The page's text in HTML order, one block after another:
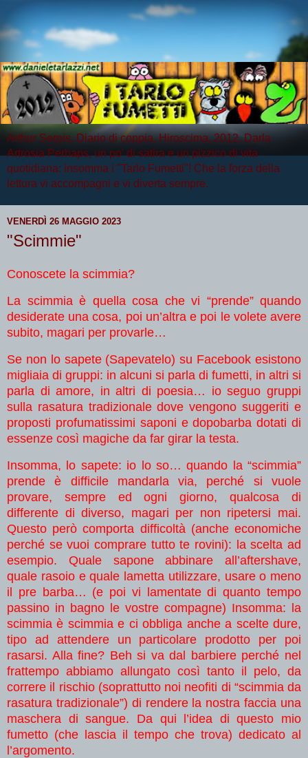
Arthur Serpis, Diario di coppia, Hiroscima, 2012, Darla
Artrosia Perhaps, un po' di satira e un pizzico di vita
quotidiana: insomma i "Tarlo Fumetti"! Che la forza della
lettura vi accompagni e vi diverta sempre.
VENERDÌ 26 MAGGIO 2023
"Scimmie"
Conoscete la scimmia?
La scimmia è quella cosa che vi “prende” quando
desiderate una cosa, poi un’altra e poi le volete avere
subito, magari per provarle…
Se non lo sapete (Sapevatelo) su Facebook esistono
migliaia di gruppi: in alcuni si parla di fumetti, in altri si
parla di amore, in altri di poesia… io seguo gruppi
sulla rasatura tradizionale dove vengono suggeriti e
proposti profumatissimi saponi e dopobarba dotati di
essenze così magiche da far girar la testa.
Insomma, lo sapete: io lo so… quando la “scimmia”
prende è difficile mandarla via, perché si vuole
provare, sempre ed ogni giorno, qualcosa di
differente di diverso, magari per non ripetersi mai.
Questo però comporta difficoltà (anche economiche
perché se vuoi comprare tutto te rovini): la scelta ad
esempio. Quale sapone abbinare all’aftershave,
quale rasoio e quale lametta utilizzare, usare o meno
il pre barba… (e poi vi lamentate di quanto tempo
passino in bagno le vostre compagne) Insomma: la
scimmia è scimmia e ci obbliga anche a scelte dure,
tipo ad attendere un particolare prodotto per poi
rasarsi. Alla fine? Beh si va dal barbiere perché nel
frattempo abbiamo allungato così tanto il pelo, da
correre il rischio (soprattutto noi neofiti di “scimmia da
rasatura tradizionale”) di rendere la nostra faccia una
maschera di sangue. Da qui l’idea di questo mio
fumetto (che lascia il tempo che trova) dedicato al
l’argomento.